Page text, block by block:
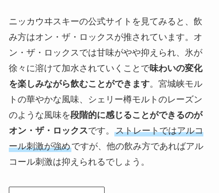
ニッカウヰスキーの公式サイトを見てみると、飲
み方はオン・ザ・ロックスが推されています。オ
ン・ザ・ロックスでは甘味がやや抑えられ、氷が
徐々に溶けて加水されていくことで味わいの変化
を楽しみながら飲むことができます。宮城峡モル
トの華やかな風味、シェリー樽モルトのレーズン
のような風味を段階的に感じることができるのが
オン・ザ・ロックスです。 ストレートではアルコ
ール刺激が強めですが、他の飲み方であればアル
コール刺激は抑えられるでしょう。